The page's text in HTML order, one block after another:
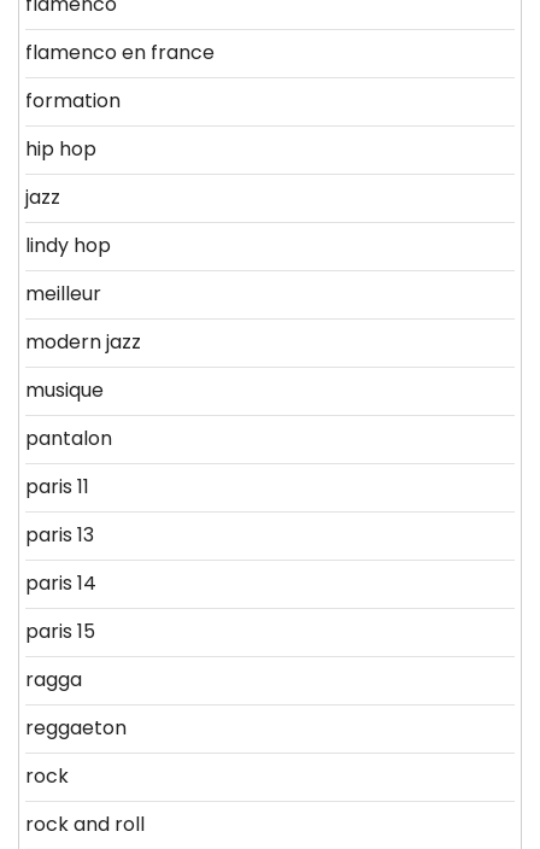
flamenco en france
formation
hip hop
jazz
lindy hop
meilleur
modern jazz
musique
pantalon
paris 11
paris 13
paris 14
paris 15
ragga
reggaeton
rock
rock and roll